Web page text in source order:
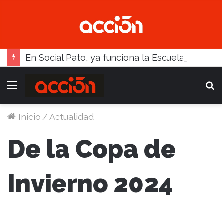
Menú
Inicio /Actualidad
De la Copa de
Invierno 2024